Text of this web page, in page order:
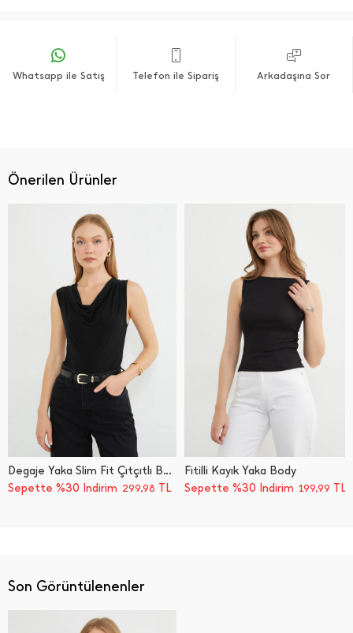
Whatsapp ile Satış Telefon ile Sipariş Arkadaşına Sor
Önerilen Ürünler
Degaje Yaka Slim Fit Çıtçıtlı Body
Sepette %30 İndirim 299,98 TL
Fitilli Kayık Yaka Body
Sepette %30 İndirim 199,99 TL
Son Görüntülenenler